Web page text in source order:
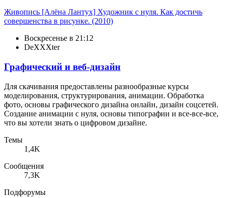
Живопись [Алёна Лантух] Художник с нуля. Как достичь
совершенства в рисунке. (2010)
Воскресенье в 21:12
DeXXXter
Графический и веб-дизайн
Для скачивания предоставлены разнообразные курсы
моделирования, структурирования, анимации. Обработка
фото, основы графического дизайна онлайн, дизайн соцсетей.
Создание анимации с нуля, основы типографии и все-все-все,
что вы хотели знать о цифровом дизайне.
Темы
1,4K
Сообщения
7,3K
Подфорумы